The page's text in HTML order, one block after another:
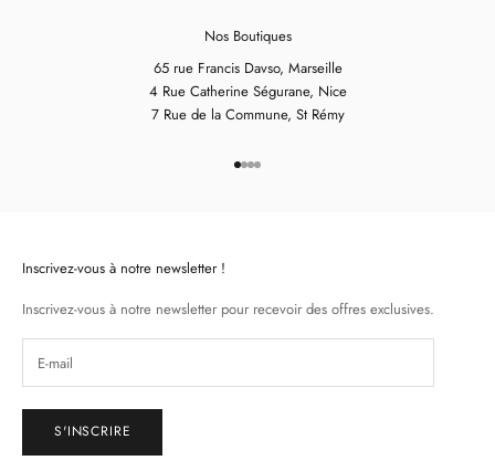
Nos Boutiques
65 rue Francis Davso, Marseille
4 Rue Catherine Ségurane, Nice
7 Rue de la Commune, St Rémy
Aller à l'élément 1
Aller à l'élément 2
Aller à l'élément 3
Aller à l'élément 4
Inscrivez-vous à notre newsletter !
Inscrivez-vous à notre newsletter pour recevoir des offres exclusives.
S'INSCRIRE